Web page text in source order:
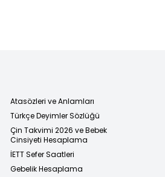
Atasözleri ve Anlamları
Türkçe Deyimler Sözlüğü
Çin Takvimi 2026 ve Bebek
Cinsiyeti Hesaplama
İETT Sefer Saatleri
Gebelik Hesaplama